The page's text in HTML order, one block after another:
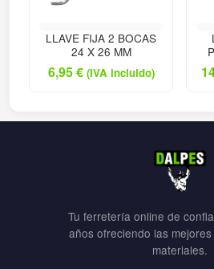
LLAVE FIJA 2 BOCAS
24 X 26 MM
6,95€ (IVA incluido)
Tu ferretería online de
años ofreciendo las
materiales.